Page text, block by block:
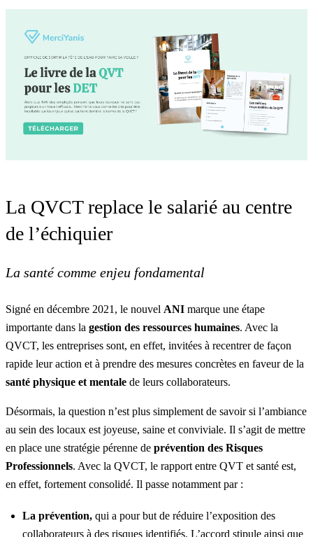
La QVCT replace le salarié au centre
de l’échiquier
La santé comme enjeu fondamental
Signé en décembre 2021, le nouvel ANI marque une étape
importante dans la gestion des ressources humaines. Avec la
QVCT, les entreprises sont, en effet, invitées à recentrer de façon
rapide leur action et à prendre des mesures concrètes en faveur de la
santé physique et mentale de leurs collaborateurs.
Désormais, la question n’est plus simplement de savoir si l’ambiance
au sein des locaux est joyeuse, saine et conviviale. Il s’agit de mettre
en place une stratégie pérenne de prévention des Risques
Professionnels. Avec la QVCT, le rapport entre QVT et santé est,
en effet, fortement consolidé. Il passe notamment par :
La prévention, qui a pour but de réduire l’exposition des
collaborateurs à des risques identifiés. L’accord stipule ainsi que